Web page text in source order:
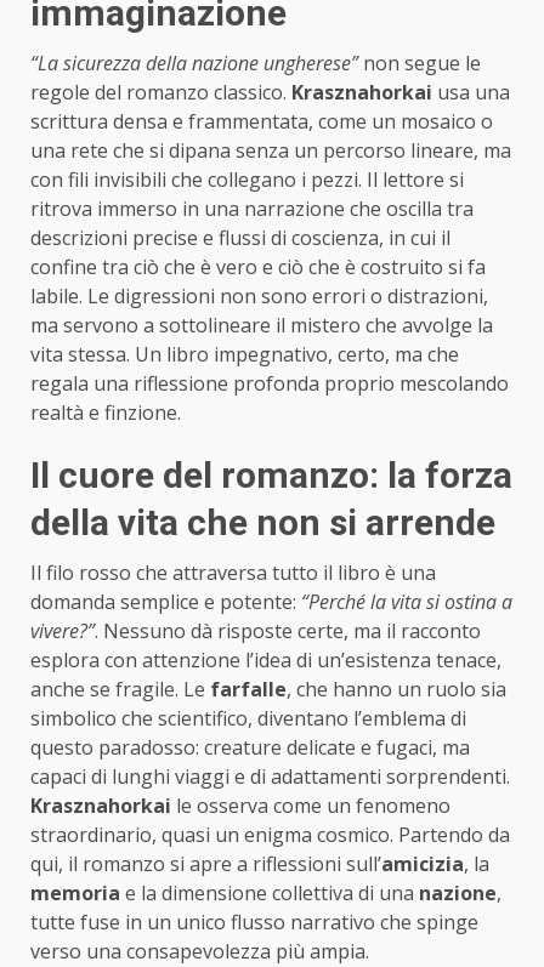
immaginazione
“La sicurezza della nazione ungherese”non segue le
regole del romanzo classico. Krasznahorkai usa una
scrittura densa e frammentata, come un mosaico o
una rete che si dipana senza un percorso lineare, ma
con fili invisibili che collegano i pezzi. Il lettore si
ritrova immerso in una narrazione che oscilla tra
descrizioni precise e flussi di coscienza, in cui il
confine tra ciò che è vero e ciò che è costruito si fa
labile. Le digressioni non sono errori o distrazioni,
ma servono a sottolineare il mistero che avvolge la
vita stessa. Un libro impegnativo, certo, ma che
regala una riflessione profonda proprio mescolando
realtà e finzione.
Il cuore del romanzo: la forza
della vita che non si arrende
Il filo rosso che attraversa tutto il libro è una
domanda semplice e potente: “Perché la vita si ostina a
vivere?”. Nessuno dà risposte certe, ma il racconto
esplora con attenzione l’idea di un’esistenza tenace,
anche se fragile. Le farfalle, che hanno un ruolo sia
simbolico che scientifico, diventano l’emblema di
questo paradosso: creature delicate e fugaci, ma
capaci di lunghi viaggi e di adattamenti sorprendenti.
Krasznahorkai le osserva come un fenomeno
straordinario, quasi un enigma cosmico. Partendo da
qui, il romanzo si apre a riflessioni sull’amicizia, la
memoria e la dimensione collettiva di una nazione,
tutte fuse in un unico flusso narrativo che spinge
verso una consapevolezza più ampia.